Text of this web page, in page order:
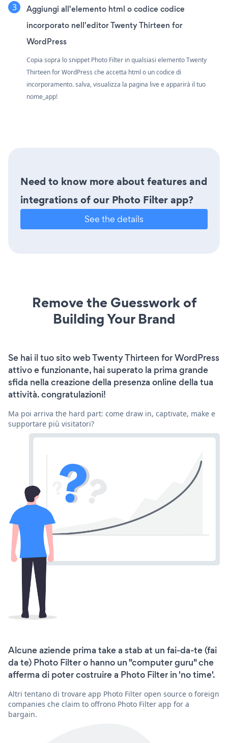
Aggiungi all'elemento html o codice codice
incorporato nell'editor Twenty Thirteen for
WordPress
Copia sopra lo snippet Photo Filter in qualsiasi elemento Twenty
Thirteen for WordPress che accetta html o un codice di
incorporamento. salva, visualizza la pagina live e apparirà il tuo
nome_app!
Need to know more about features and
integrations of our Photo Filter app?
See the details
Remove the Guesswork of
Building Your Brand
Se hai il tuo sito web Twenty Thirteen for WordPress
attivo e funzionante, hai superato la prima grande
sfida nella creazione della presenza online della tua
attività. congratulazioni!
Ma poi arriva the hard part: come draw in, captivate, make e
supportare più visitatori?
Alcune aziende prima take a stab at un fai-da-te (fai
da te) Photo Filter o hanno un "computer guru" che
afferma di poter costruire a Photo Filter in 'no time'.
Altri tentano di trovare app Photo Filter open source o foreign
companies che claim to offrono Photo Filter app for a
bargain.